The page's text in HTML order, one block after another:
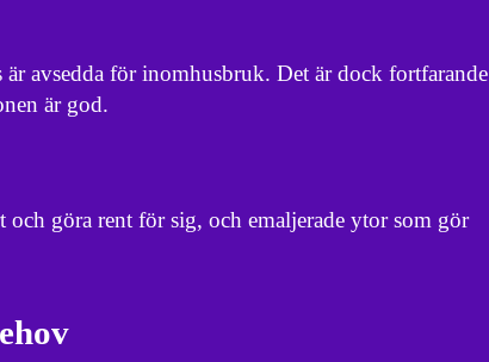
avsedda för inomhusbruk. Det är dock fortfarande
är god.
göra rent för sig, och emaljerade ytor som gör